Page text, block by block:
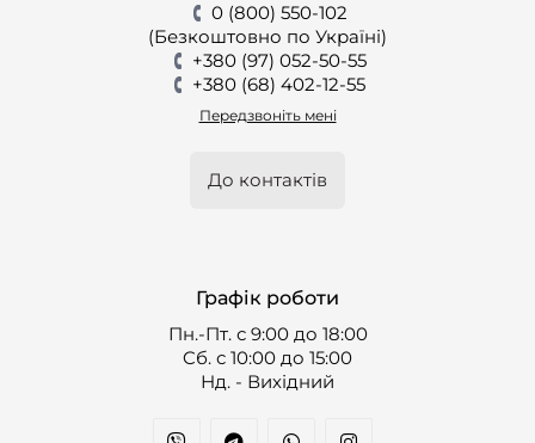
0 (800) 550-102
(Безкоштовно по Україні)
+380 (97) 052-50-55
+380 (68) 402-12-55
Передзвоніть мені
До контактів
Графік роботи
Пн.-Пт. с 9:00 до 18:00
Cб. с 10:00 до 15:00
Нд. - Вихідний